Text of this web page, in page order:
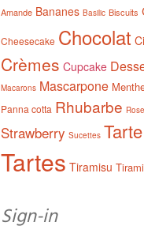
Amande Bananes Basilic Biscuits
Cheesecake Chocolat
Crèmes Cupcake
Macarons Mascarpone
Panna cotta Rhubarbe Rose
Strawberry Sucettes
Tartes Tiramisu
Sign-in